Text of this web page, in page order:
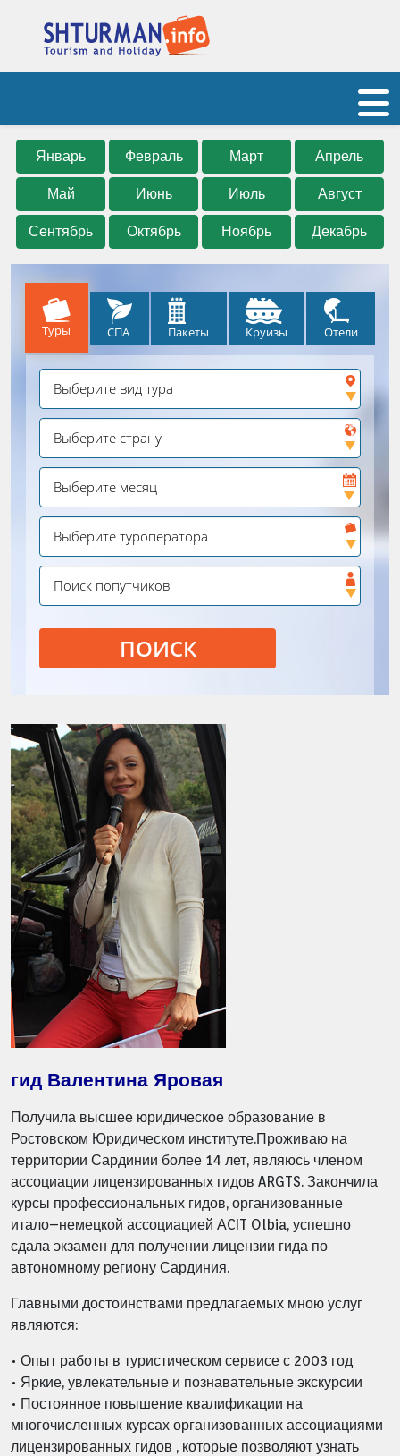
Январь Февраль Март Апрель
Май Июнь Июль Август
Сентябрь Октябрь Ноябрь Декабрь
Туры СПА Пакеты Круизы Отели
ПОИСК
гид Валентина Яровая
Получила высшее юридическое образование в
Ростовском Юридическом институте.Проживаю на
территории Сардинии более 14 лет, являюсь членом
ассоциации лицензированных гидов ARGTS. Закончила
курсы профессиональных гидов, организованные
итало–немецкой ассоциацией АCIT Olbia, успешно
сдала экзамен для получении лицензии гида по
автономному региону Сардиния.
Главными достоинствами предлагаемых мною услуг
являются:
• Опыт работы в туристическом сервисе с 2003 год
• Яркие, увлекательные и познавательные экскурсии
• Постоянное повышение квалификации на
многочисленных курсах организованных ассоциациями
лицензированных гидов , которые позволяют узнать